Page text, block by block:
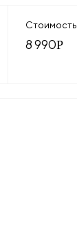
Стоимость
8 990Р